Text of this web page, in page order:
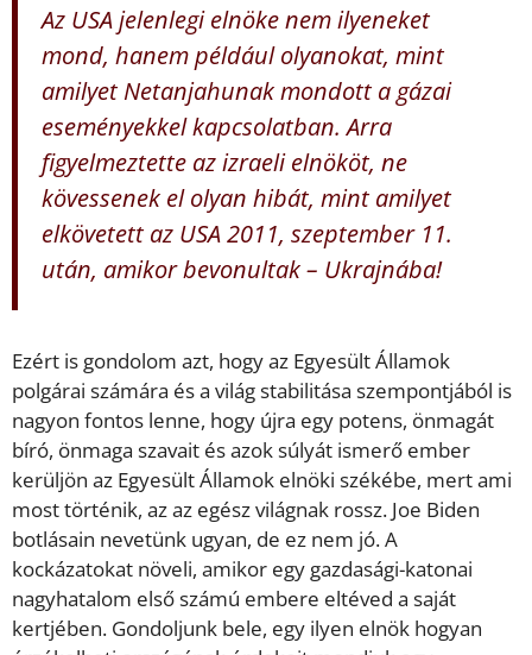
Az USA jelenlegi elnöke nem ilyeneket
mond, hanem például olyanokat, mint
amilyet Netanjahunak mondott a gázai
eseményekkel kapcsolatban. Arra
figyelmeztette az izraeli elnököt, ne
kövessenek el olyan hibát, mint amilyet
elkövetett az USA 2011, szeptember 11.
után, amikor bevonultak – Ukrajnába!
Ezért is gondolom azt, hogy az Egyesült Államok
polgárai számára és a világ stabilitása szempontjából is
nagyon fontos lenne, hogy újra egy potens, önmagát
bíró, önmaga szavait és azok súlyát ismerő ember
kerüljön az Egyesült Államok elnöki székébe, mert ami
most történik, az az egész világnak rossz. Joe Biden
botlásain nevetünk ugyan, de ez nem jó. A
kockázatokat növeli, amikor egy gazdasági-katonai
nagyhatalom első számú embere eltéved a saját
kertjében. Gondoljunk bele, egy ilyen elnök hogyan